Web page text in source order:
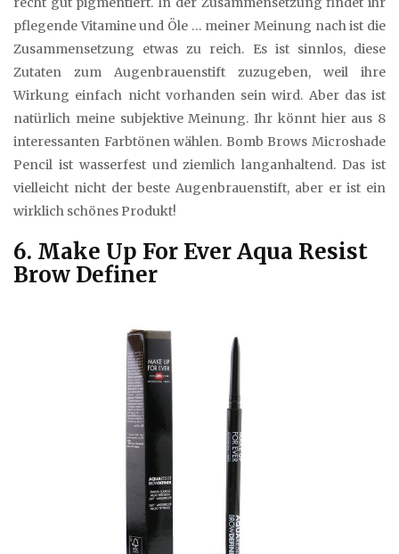
pflegende Vitamine und Öle … meiner Meinung nach ist die
Zusammensetzung etwas zu reich. Es ist sinnlos, diese
Zutaten zum Augenbrauenstift zuzugeben, weil ihre
Wirkung einfach nicht vorhanden sein wird. Aber das ist
natürlich meine subjektive Meinung. Ihr könnt hier aus 8
interessanten Farbtönen wählen. Bomb Brows Microshade
Pencil ist wasserfest und ziemlich langanhaltend. Das ist
vielleicht nicht der beste Augenbrauenstift, aber er ist ein
wirklich schönes Produkt!
6. Make Up For Ever Aqua Resist
Brow Definer